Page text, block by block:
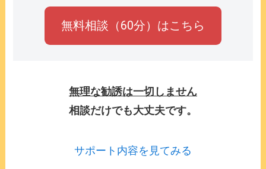
無料相談（60分）はこちら
無理な勧誘は一切しません
相談だけでも大丈夫です。
サポート内容を見てみる